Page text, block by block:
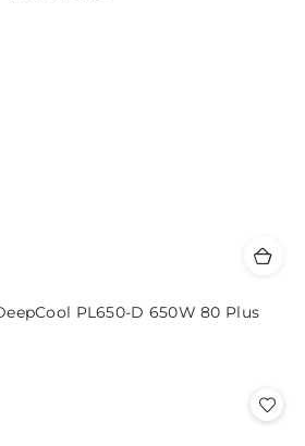
PL650-D 650W 80 Plus